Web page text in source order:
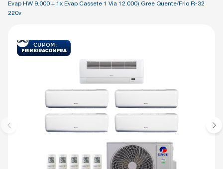
Evap HW 9.000 + 1x Evap Cassete 1 Via 12.000) Gree Quente/Frio R-32
220v